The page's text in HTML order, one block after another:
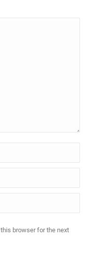
browser for the next